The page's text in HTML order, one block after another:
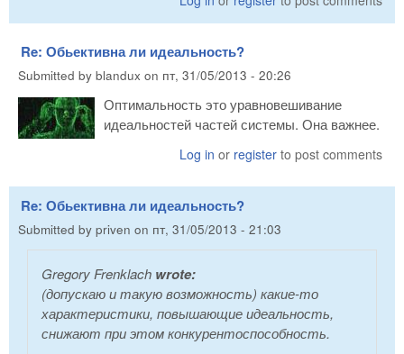
Re: Обьективна ли идеальность?
Submitted by blandux on пт, 31/05/2013 - 20:26
Оптимальность это уравновешивание
идеальностей частей системы. Она важнее.
Log in or register to post comments
Re: Обьективна ли идеальность?
Submitted by priven on пт, 31/05/2013 - 21:03
Gregory Frenklach wrote:
(допускаю и такую возможность) какие-то
характеристики, повышающие идеальность,
снижают при этом конкурентоспособность.